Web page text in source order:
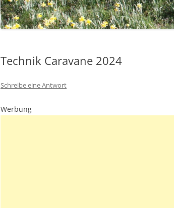
Technik Caravane 2024
Schreibe eine Antwort
Werbung